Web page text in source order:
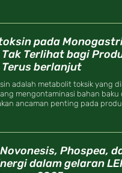
pada
Tak Terlihat bagi
Terus berlanjut
adalah metabolit toksik yang
mengontaminasi bahan baku
ancaman penting pada
Novonesis, Phospea,
dalam gelaran